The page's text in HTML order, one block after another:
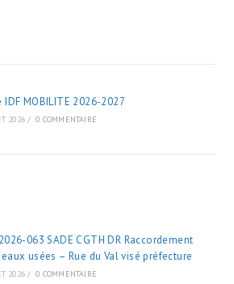
IDF MOBILITE 2026-2027
2026 / 0 COMMENTAIRE
063 SADE CGTH DR Raccordement
usées – Rue du Val visé préfecture
2026 / 0 COMMENTAIRE